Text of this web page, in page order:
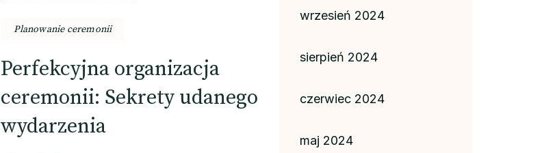
Planowanie ceremonii
Perfekcyjna organizacja
ceremonii: Sekrety udanego
wydarzenia
wrzesień 2024
sierpień 2024
czerwiec 2024
maj 2024